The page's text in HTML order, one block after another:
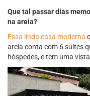
Que tal passar dias
na areia?
Essa linda casa moderna
areia conta com 6 suítes
hóspedes, e tem uma